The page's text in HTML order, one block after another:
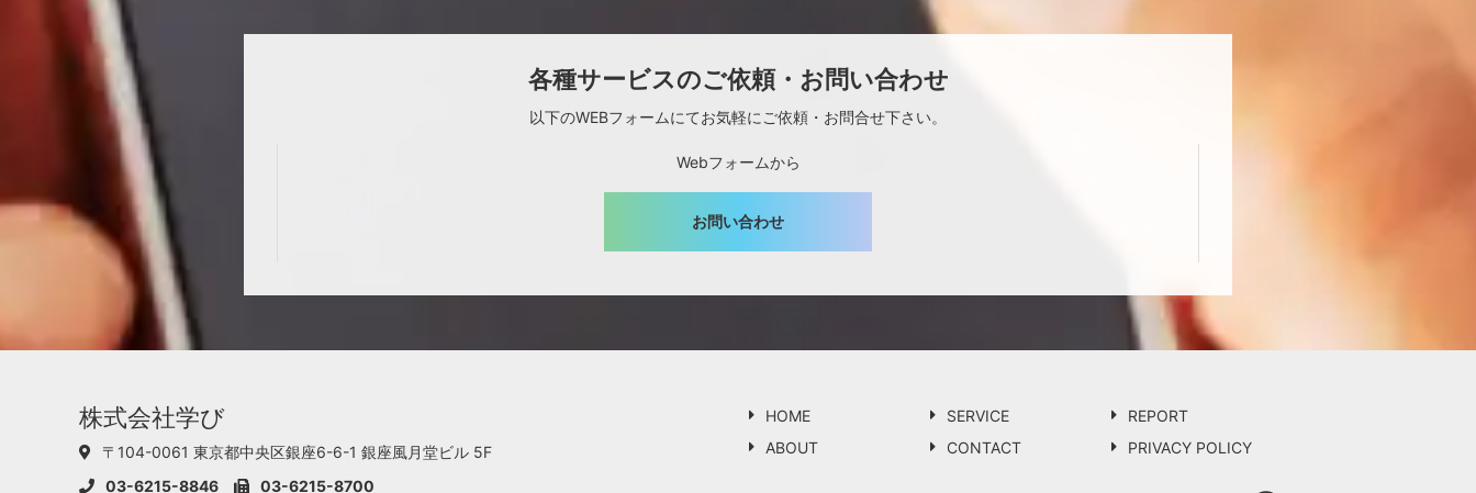
各種サービスのご依頼・お問い合わせ
以下のWEBフォームにてお気軽にご依頼・お問合せ下さい。
Webフォームから
お問い合わせ
株式会社学び
〒104-0061 東京都中央区銀座6-6-1 銀座風月堂ビル 5F
03-6215-8846
03-6215-8700
HOME SERVICE
REPORT
ABOUT
CONTACT PRIVACY POLICY